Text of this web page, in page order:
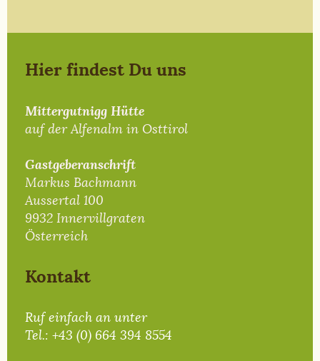
Hier findest Du uns
Mittergutnigg Hütte
auf der Alfenalm in Osttirol
Gastgeberanschrift
Markus Bachmann
Aussertal 100
9932 Innervillgraten
Österreich
Kontakt
Ruf einfach an unter
Tel.: +43 (0) 664 394 8554